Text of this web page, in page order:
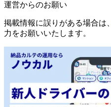
運営からのお願い
掲載情報に誤りがある場合は、
力をお願いいたします。